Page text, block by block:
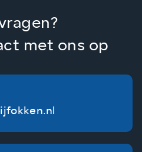
met ons op